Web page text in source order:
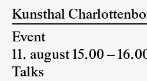
Kunsthal
Event
11. august 15.00 –
Talks